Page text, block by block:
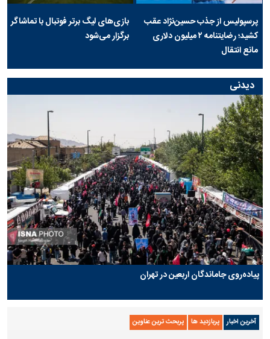
پرسپولیس از جذب حسین‌نژاد عقب
کشید؛ رضایتنامه ۲ میلیون دلاری
مانع انتقال
بازی‌های لیگ برتر فوتبال با تماشاگر
برگزار می‌شود
دیدنی
پیاده‌روی جاماندگان اربعین در تهران
آخرین اخبار پربازدید ها پربحث ترین عناوین